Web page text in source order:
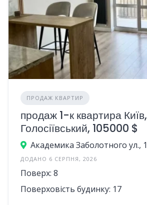
ПРОДАЖ КВАРТИР
продаж 1-к квартира Київ,
Голосіївський, 105000 $
ДОДАНО 6 СЕРПНЯ, 2026
Поверх: 8
Поверховість будинку: 17